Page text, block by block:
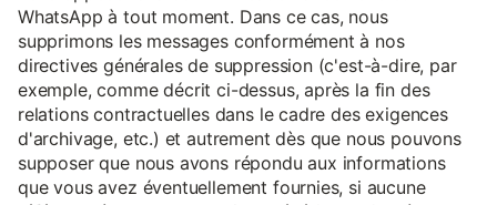
WhatsApp à tout moment. Dans ce cas, nous
supprimons les messages conformément à nos
directives générales de suppression (c'est-à-dire, par
exemple, comme décrit ci-dessus, après la fin des
relations contractuelles dans le cadre des exigences
d'archivage, etc.) et autrement dès que nous pouvons
supposer que nous avons répondu aux informations
que vous avez éventuellement fournies, si aucune